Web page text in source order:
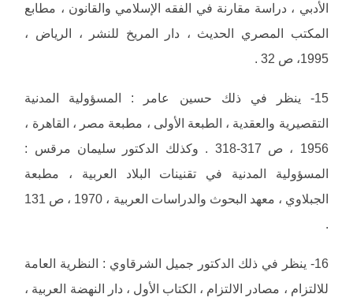
الأدبي ، دراسة مقارنة في الفقه الإسلامي والقانون ، مطابع
المكتب المصري الحديث ، دار المريخ للنشر ، الرياض ،
1995، ص 32 .
15- ينظر في ذلك حسين عامر : المسؤولية المدنية
التقصيرية والعقدية ، الطبعة الأولى ، مطبعة مصر ، القاهرة ،
1956 ، ص 317-318 . وكذلك الدكتور سليمان مرقس :
المسؤولية المدنية في تقنينات البلاد العربية ، مطبعة
الجبلاوي ، معهد البحوث والدراسات العربية ، 1970 ، ص 131
.
16- ينظر في ذلك الدكتور جميل الشرقاوي : النظرية العامة
للالتزام ، مصادر الالتزام ، الكتاب الأول ، دار النهضة العربية ،